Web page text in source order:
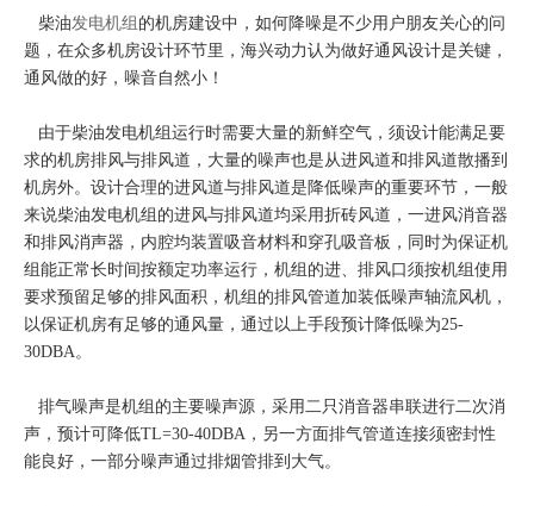
["wechat","weibo","qzone","douban","email"]
柴油发电机组 的机房建设中，如何降噪是不少用户朋友关心的问
题，在众多机房设计环节里，海兴动力认为做好通风设计是关键，
通风做的好，噪音自然小！
由于柴油发电机组运行时需要大量的新鲜空气，须设计能满足要
求的机房排风与排风道，大量的噪声也是从进风道和排风道散播到
机房外。设计合理的进风道与排风道是降低噪声的重要环节，一般
来说柴油发电机组的进风与排风道均采用折砖风道，一进风消音器
和排风消声器，内腔均装置吸音材料和穿孔吸音板，同时为保证机
组能正常长时间按额定功率运行，机组的进、排风口须按机组使用
要求预留足够的排风面积，机组的排风管道加装低噪声轴流风机，
以保证机房有足够的通风量，通过以上手段预计降低噪为25-
30DBA。
排气噪声是机组的主要噪声源，采用二只消音器串联进行二次消
声，预计可降低TL=30-40DBA，另一方面排气管道连接须密封性
能良好，一部分噪声通过排烟管排到大气。